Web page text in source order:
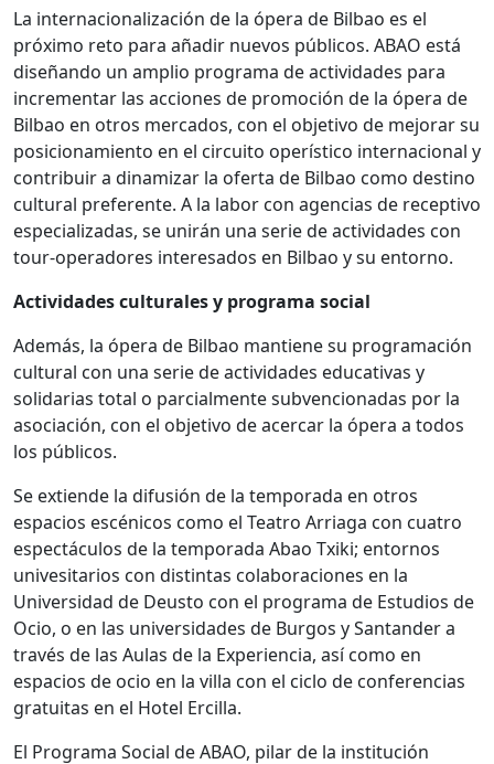
La internacionalización de la ópera de Bilbao es el
próximo reto para añadir nuevos públicos. ABAO está
diseñando un amplio programa de actividades para
incrementar las acciones de promoción de la ópera de
Bilbao en otros mercados, con el objetivo de mejorar su
posicionamiento en el circuito operístico internacional y
contribuir a dinamizar la oferta de Bilbao como destino
cultural preferente. A la labor con agencias de receptivo
especializadas, se unirán una serie de actividades con
tour-operadores interesados en Bilbao y su entorno.
Actividades culturales y programa social
Además, la ópera de Bilbao mantiene su programación
cultural con una serie de actividades educativas y
solidarias total o parcialmente subvencionadas por la
asociación, con el objetivo de acercar la ópera a todos
los públicos.
Se extiende la difusión de la temporada en otros
espacios escénicos como el Teatro Arriaga con cuatro
espectáculos de la temporada Abao Txiki; entornos
univesitarios con distintas colaboraciones en la
Universidad de Deusto con el programa de Estudios de
Ocio, o en las universidades de Burgos y Santander a
través de las Aulas de la Experiencia, así como en
espacios de ocio en la villa con el ciclo de conferencias
gratuitas en el Hotel Ercilla.
El Programa Social de ABAO, pilar de la institución